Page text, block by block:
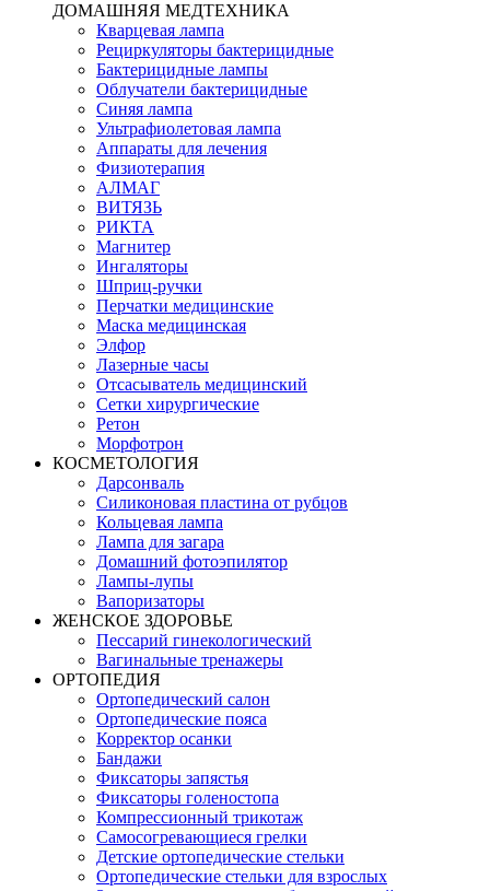
ДОМАШНЯЯ МЕДТЕХНИКА
Кварцевая лампа
Рециркуляторы бактерицидные
Бактерицидные лампы
Облучатели бактерицидные
Синяя лампа
Ультрафиолетовая лампа
Аппараты для лечения
Физиотерапия
АЛМАГ
ВИТЯЗЬ
РИКТА
Магнитер
Ингаляторы
Шприц-ручки
Перчатки медицинские
Маска медицинская
Элфор
Лазерные часы
Отсасыватель медицинский
Сетки хирургические
Ретон
Морфотрон
КОСМЕТОЛОГИЯ
Дарсонваль
Силиконовая пластина от рубцов
Кольцевая лампа
Лампа для загара
Домашний фотоэпилятор
Лампы-лупы
Вапоризаторы
ЖЕНСКОЕ ЗДОРОВЬЕ
Пессарий гинекологический
Вагинальные тренажеры
ОРТОПЕДИЯ
Ортопедический салон
Ортопедические пояса
Корректор осанки
Бандажи
Фиксаторы запястья
Фиксаторы голеностопа
Компрессионный трикотаж
Самосогревающиеся грелки
Детские ортопедические стельки
Ортопедические стельки для взрослых